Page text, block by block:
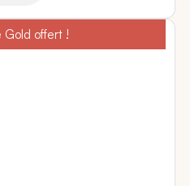
Gold offert !